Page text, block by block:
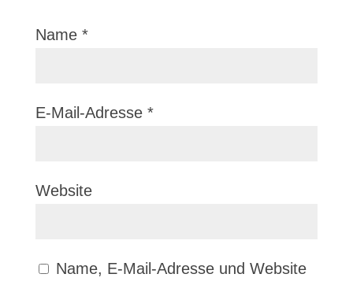
Name *
E-Mail-Adresse *
Website
Name, E-Mail-Adresse und Website